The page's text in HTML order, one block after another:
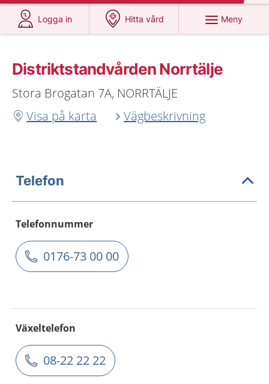
Logga in
på 1177.se
Hitta vård
på 1177.se
Meny
Distriktstandvården Norrtälje
Stora Brogatan 7A, NORRTÄLJE
Visa på karta
Vägbeskrivning
Telefon
Telefonnummer
0176-73 00 00
Växeltelefon
08-22 22 22